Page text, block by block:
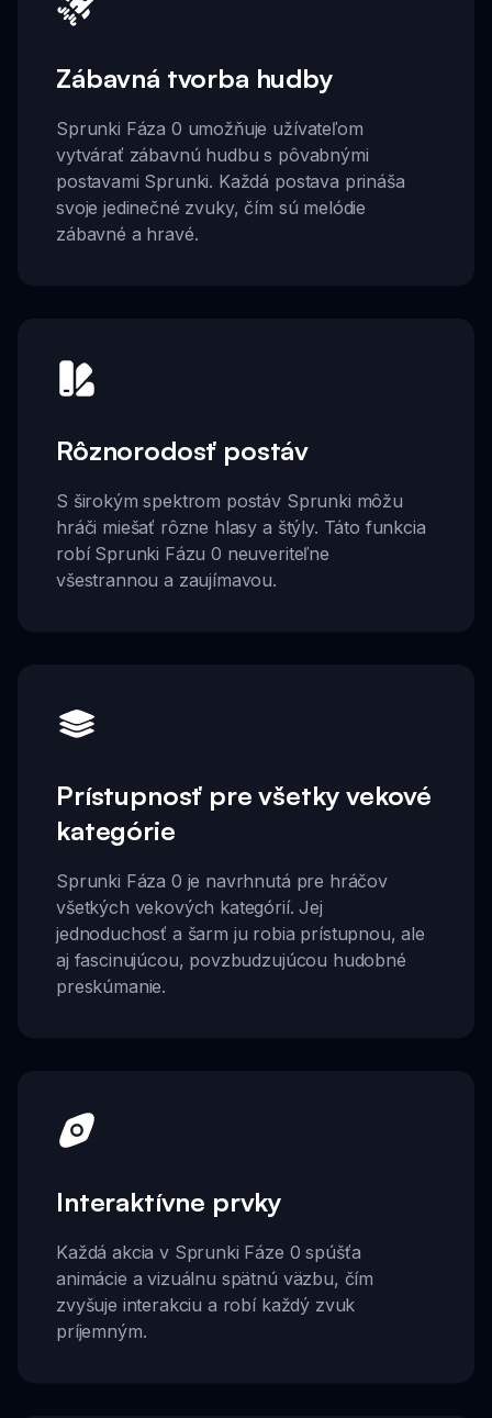
Zábavná tvorba hudby
Sprunki Fáza 0 umožňuje užívateľom
vytvárať zábavnú hudbu s pôvabnými
postavami Sprunki. Každá postava prináša
svoje jedinečné zvuky, čím sú melódie
zábavné a hravé.
Rôznorodosť postáv
S širokým spektrom postáv Sprunki môžu
hráči miešať rôzne hlasy a štýly. Táto funkcia
robí Sprunki Fázu 0 neuveriteľne
všestrannou a zaujímavou.
Prístupnosť pre všetky vekové
kategórie
Sprunki Fáza 0 je navrhnutá pre hráčov
všetkých vekových kategórií. Jej
jednoduchosť a šarm ju robia prístupnou, ale
aj fascinujúcou, povzbudzujúcou hudobné
preskúmanie.
Interaktívne prvky
Každá akcia v Sprunki Fáze 0 spúšťa
animácie a vizuálnu spätnú väzbu, čím
zvyšuje interakciu a robí každý zvuk
príjemným.